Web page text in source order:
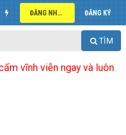
ĐĂNG NHẬP ĐĂNG KÝ
TÌM
vĩnh viễn ngay và luôn